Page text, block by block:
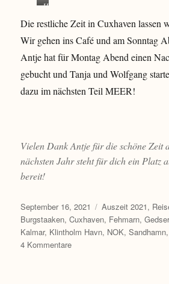
c
e
r
e
h
n
e
r
L
i
e
l
s
a
d
e
r
K
u
c
d
a
z
u
e
c
e
r
s
s
H
m
b
u
g
e
n
f
i
h
Die restliche Zeit in Cuxhaven lassen
Wir gehen ins Café und am Sonntag
Antje hat für Montag Abend einen
gebucht und Tanja und Wolfgang
dazu im nächsten Teil MEER!
Vielen Dank Antje für die schöne Zeit
nächsten Jahr steht für dich ein Platz
bereit!
Veröffentlicht
am
September 16, 2021 Kategorien
Auszeit 2021,
Burgstaaken,Cuxhaven, Fehmarn,Gedser
Kalmar, Klintholm Havn, NOK,Sandhamn
4 Kommentarezu